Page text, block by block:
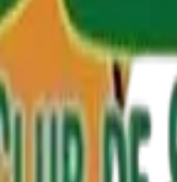
donnees contre la perte, l'usage